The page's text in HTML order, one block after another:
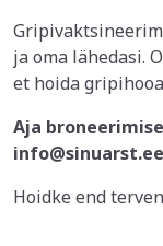
ja oma lähedasi.
et hoida
Aja
info@sinuarst.ee
Hoidke end